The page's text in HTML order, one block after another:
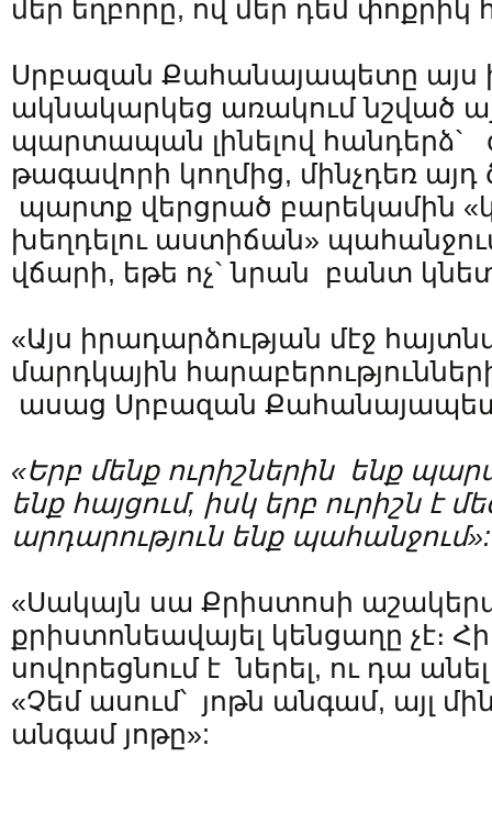
մեր եղբորը, ով մեր դեմ փոքրիկ
Սրբազան Քահանայապետը այս
ակնակարկեց առակում նշված
պարտապան լինելով հանդերձ`
թագավորի կողմից, մինչդեռ
պարտք վերցրած բարեկամին
խեղդելու աստիճան»
վճարի, եթե ոչ` նրան բանտ
«Այս իրադարձության մէջ
մարդկային
ասաց Սրբազան
«Երբ մենք ուրիշներին ենք
ենք հայցում, իսկ երբ ուրիշն է
արդարություն ենք պահանջում»:
«Սակայն սա Քրիստոսի
քրիստոնեավայել կենցաղը չէ։
սովորեցնում է ներել, ու դա
«Չեմ ասում՝ յոթն անգամ, այլ
անգամ յոթը»: